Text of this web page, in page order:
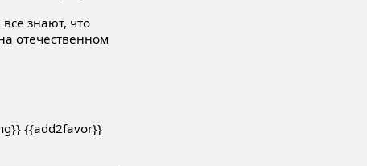
знают, что
отечественном
{{add2favor}}